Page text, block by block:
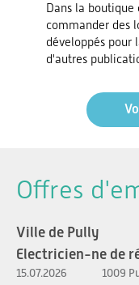
Dans la boutique
commander des
développés pour
d'autres
Offres
Ville de Pully
Electricien-ne de
15.07.2026 1009